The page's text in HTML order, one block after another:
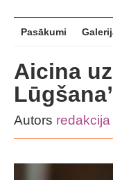
Pasākumi
Aicina
Autors redakcija